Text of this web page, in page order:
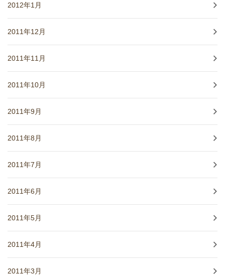
2012年1月
2011年12月
2011年11月
2011年10月
2011年9月
2011年8月
2011年7月
2011年6月
2011年5月
2011年4月
2011年3月